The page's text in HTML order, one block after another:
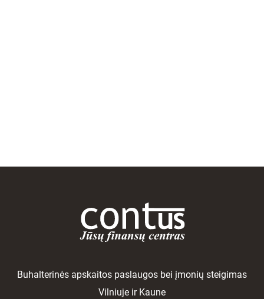
Buhalterinės apskaitos paslaugos bei įmonių steigimas
Vilniuje ir Kaune